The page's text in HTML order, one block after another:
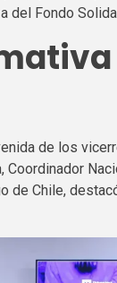
del Fondo
de los
de Chile,